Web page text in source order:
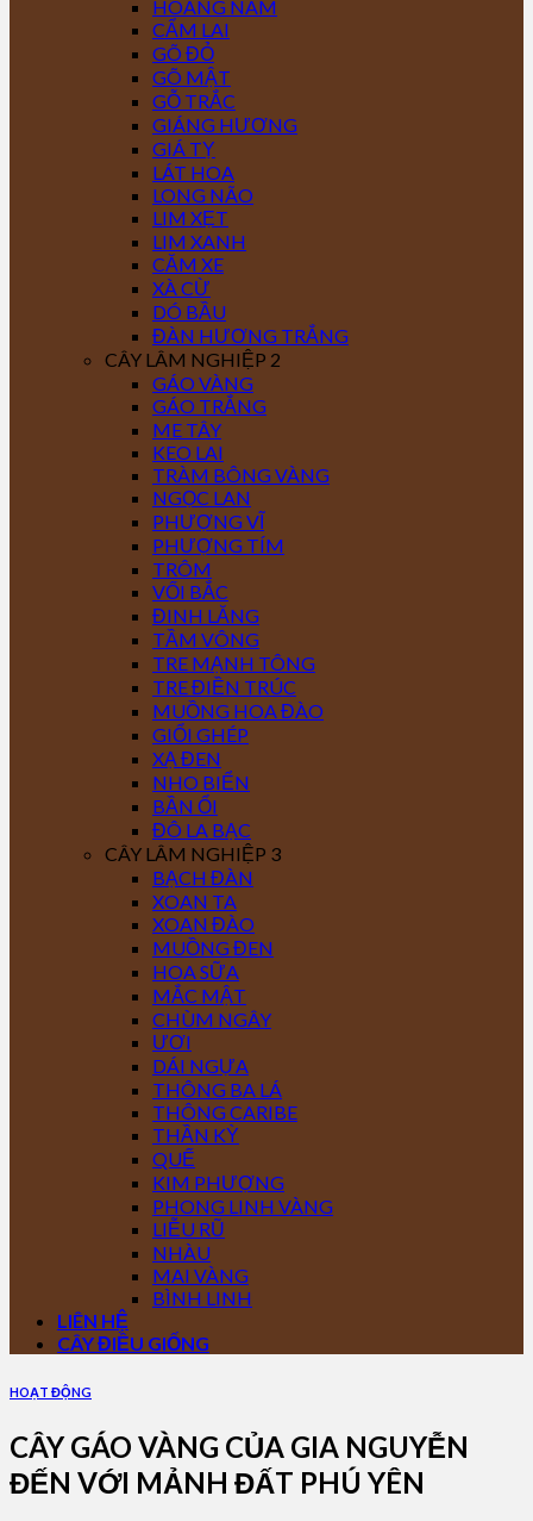
HOÀNG NAM
CẨM LAI
GÕ ĐỎ
GÕ MẬT
GỖ TRẮC
GIÁNG HƯƠNG
GIÁ TỴ
LÁT HOA
LONG NÃO
LIM XẸT
LIM XANH
CĂM XE
XÀ CỪ
DÓ BẦU
ĐÀN HƯƠNG TRẮNG
CÂY LÂM NGHIỆP 2
GÁO VÀNG
GÁO TRẮNG
ME TÂY
KEO LAI
TRÀM BÔNG VÀNG
NGỌC LAN
PHƯỢNG VĨ
PHƯỢNG TÍM
TRÔM
VỐI BẮC
ĐINH LĂNG
TẦM VÔNG
TRE MẠNH TÔNG
TRE ĐIỀN TRÚC
MUỒNG HOA ĐÀO
GIỔI GHÉP
XẠ ĐEN
NHO BIỂN
BẦN ỔI
ĐÔ LA BẠC
CÂY LÂM NGHIỆP 3
BẠCH ĐÀN
XOAN TA
XOAN ĐÀO
MUỒNG ĐEN
HOA SỮA
MẮC MẬT
CHÙM NGÂY
ƯƠI
DÁI NGỰA
THÔNG BA LÁ
THÔNG CARIBE
THẦN KỲ
QUẾ
KIM PHƯỢNG
PHONG LINH VÀNG
LIỄU RŨ
NHÀU
MAI VÀNG
BÌNH LINH
LIÊN HỆ
CÂY ĐIỀU GIỐNG
HOẠT ĐỘNG
CÂY GÁO VÀNG CỦA GIA NGUYỄN
ĐẾN VỚI MẢNH ĐẤT PHÚ YÊN